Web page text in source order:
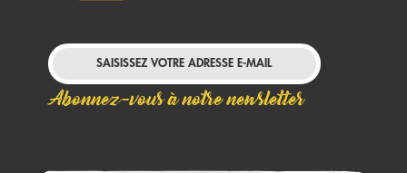
Abonnez-vous à notre newsletter